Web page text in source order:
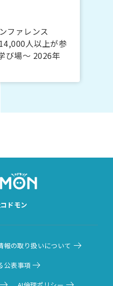
ファレンス
人以上が参
び場～ 2026年
ンライン｜コド
ドモン
報の取り扱いについて
公表事項